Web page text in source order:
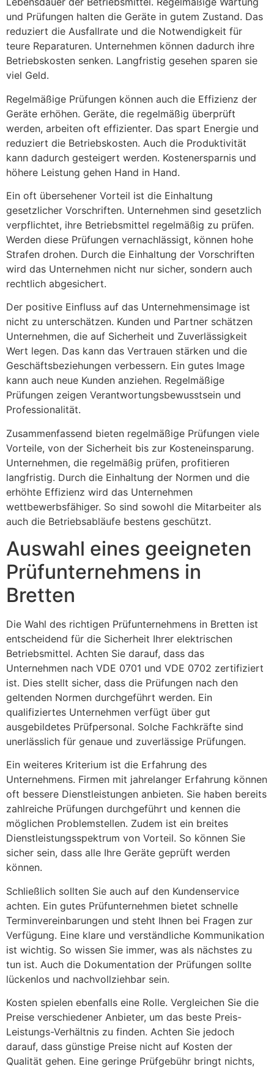
und Prüfungen halten die Geräte in gutem Zustand. Das
reduziert die Ausfallrate und die Notwendigkeit für
teure Reparaturen. Unternehmen können dadurch ihre
Betriebskosten senken. Langfristig gesehen sparen sie
viel Geld.
Regelmäßige Prüfungen können auch die Effizienz der
Geräte erhöhen. Geräte, die regelmäßig überprüft
werden, arbeiten oft effizienter. Das spart Energie und
reduziert die Betriebskosten. Auch die Produktivität
kann dadurch gesteigert werden. Kostenersparnis und
höhere Leistung gehen Hand in Hand.
Ein oft übersehener Vorteil ist die Einhaltung
gesetzlicher Vorschriften. Unternehmen sind gesetzlich
verpflichtet, ihre Betriebsmittel regelmäßig zu prüfen.
Werden diese Prüfungen vernachlässigt, können hohe
Strafen drohen. Durch die Einhaltung der Vorschriften
wird das Unternehmen nicht nur sicher, sondern auch
rechtlich abgesichert.
Der positive Einfluss auf das Unternehmensimage ist
nicht zu unterschätzen. Kunden und Partner schätzen
Unternehmen, die auf Sicherheit und Zuverlässigkeit
Wert legen. Das kann das Vertrauen stärken und die
Geschäftsbeziehungen verbessern. Ein gutes Image
kann auch neue Kunden anziehen. Regelmäßige
Prüfungen zeigen Verantwortungsbewusstsein und
Professionalität.
Zusammenfassend bieten regelmäßige Prüfungen viele
Vorteile, von der Sicherheit bis zur Kosteneinsparung.
Unternehmen, die regelmäßig prüfen, profitieren
langfristig. Durch die Einhaltung der Normen und die
erhöhte Effizienz wird das Unternehmen
wettbewerbsfähiger. So sind sowohl die Mitarbeiter als
auch die Betriebsabläufe bestens geschützt.
Auswahl eines geeigneten
Prüfunternehmens in
Bretten
Die Wahl des richtigen Prüfunternehmens in Bretten ist
entscheidend für die Sicherheit Ihrer elektrischen
Betriebsmittel. Achten Sie darauf, dass das
Unternehmen nach VDE 0701 und VDE 0702 zertifiziert
ist. Dies stellt sicher, dass die Prüfungen nach den
geltenden Normen durchgeführt werden. Ein
qualifiziertes Unternehmen verfügt über gut
ausgebildetes Prüfpersonal. Solche Fachkräfte sind
unerlässlich für genaue und zuverlässige Prüfungen.
Ein weiteres Kriterium ist die Erfahrung des
Unternehmens. Firmen mit jahrelanger Erfahrung können
oft bessere Dienstleistungen anbieten. Sie haben bereits
zahlreiche Prüfungen durchgeführt und kennen die
möglichen Problemstellen. Zudem ist ein breites
Dienstleistungsspektrum von Vorteil. So können Sie
sicher sein, dass alle Ihre Geräte geprüft werden
können.
Schließlich sollten Sie auch auf den Kundenservice
achten. Ein gutes Prüfunternehmen bietet schnelle
Terminvereinbarungen und steht Ihnen bei Fragen zur
Verfügung. Eine klare und verständliche Kommunikation
ist wichtig. So wissen Sie immer, was als nächstes zu
tun ist. Auch die Dokumentation der Prüfungen sollte
lückenlos und nachvollziehbar sein.
Kosten spielen ebenfalls eine Rolle. Vergleichen Sie die
Preise verschiedener Anbieter, um das beste Preis-
Leistungs-Verhältnis zu finden. Achten Sie jedoch
darauf, dass günstige Preise nicht auf Kosten der
Qualität gehen. Eine geringe Prüfgebühr bringt nichts,